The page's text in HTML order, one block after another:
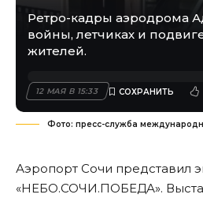
Ретро-кадры аэродрома
войны, летчиках и
жителей.
12 МАЯ В 15:33
Фото: пресс-служба
Аэропорт Сочи представил
«НЕБО.СОЧИ.ПОБЕДА».